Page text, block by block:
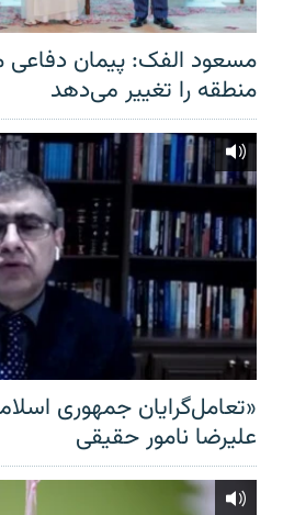
مسعود الفک: پیمان دفاعی
منطقه را تغییر می‌دهد
«تعامل‌گرایان جمهوری
علیرضا نامور حقیقی